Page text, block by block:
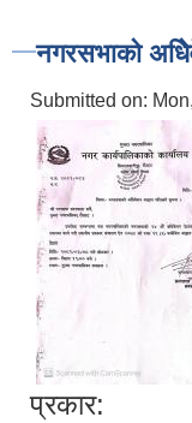
नगरसभाको
Submitted on:
प्रकार: